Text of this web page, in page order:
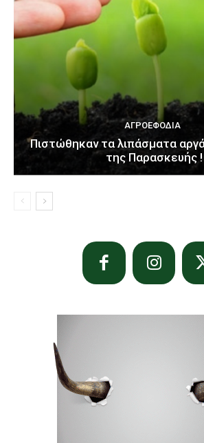
ΑΓΡΟΕΦΌΔΙΑ
Πιστώθηκαν τα λιπάσματα
της Παρασκευής !